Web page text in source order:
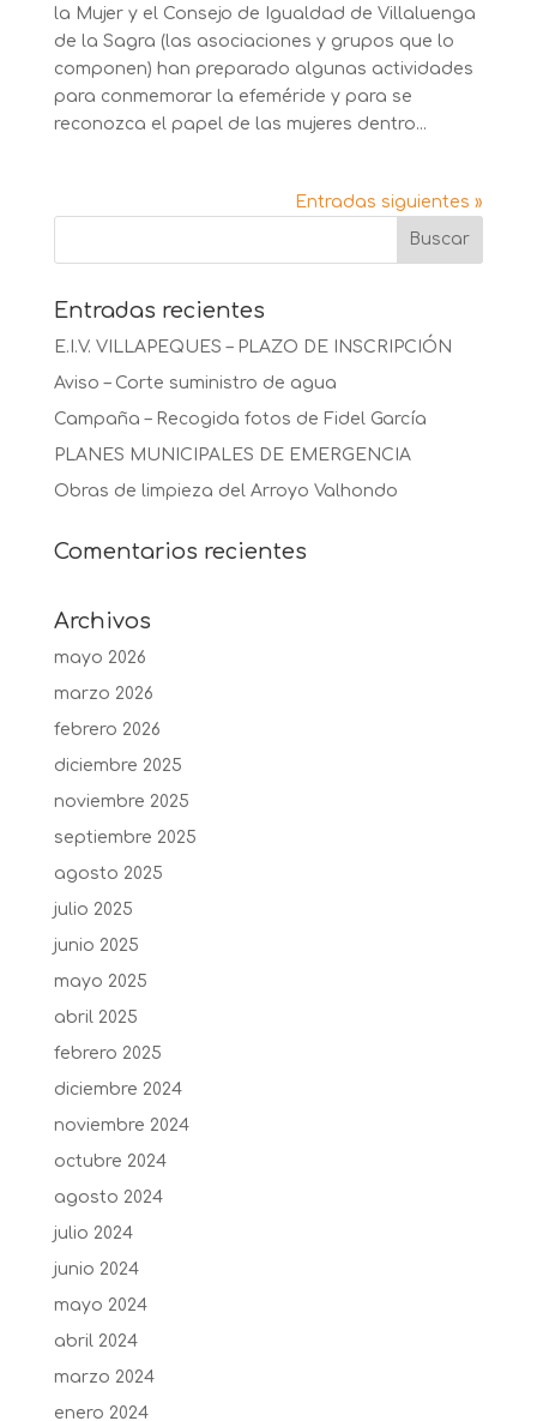
la Mujer y el Consejo de Igualdad de Villaluenga
de la Sagra (las asociaciones y grupos que lo
componen) han preparado algunas actividades
para conmemorar la efeméride y para se
reconozca el papel de las mujeres dentro...
Entradas siguientes »
Entradas recientes
E.I.V. VILLAPEQUES – PLAZO DE INSCRIPCIÓN
Aviso – Corte suministro de agua
Campaña – Recogida fotos de Fidel García
PLANES MUNICIPALES DE EMERGENCIA
Obras de limpieza del Arroyo Valhondo
Comentarios recientes
Archivos
mayo 2026
marzo 2026
febrero 2026
diciembre 2025
noviembre 2025
septiembre 2025
agosto 2025
julio 2025
junio 2025
mayo 2025
abril 2025
febrero 2025
diciembre 2024
noviembre 2024
octubre 2024
agosto 2024
julio 2024
junio 2024
mayo 2024
abril 2024
marzo 2024
enero 2024